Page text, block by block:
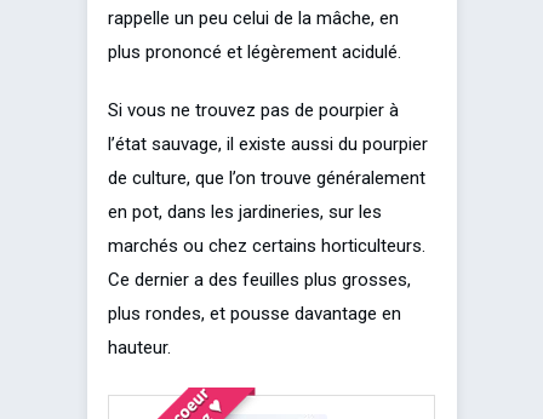
rappelle un peu celui de la mâche, en
plus prononcé et légèrement acidulé.
Si vous ne trouvez pas de pourpier à
l’état sauvage, il existe aussi du pourpier
de culture, que l’on trouve généralement
en pot, dans les jardineries, sur les
marchés ou chez certains horticulteurs.
Ce dernier a des feuilles plus grosses,
plus rondes, et pousse davantage en
hauteur.